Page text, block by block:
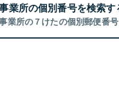
業所の個別番号を検索す
業所の７けたの個別郵便番号